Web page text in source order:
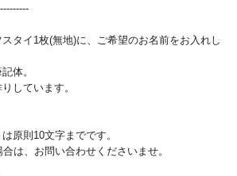
タイ1枚(無地)に、ご希望のお名前をお入れし
体。
しています。
原則10文字までです。
は、お問い合わせくださいませ。